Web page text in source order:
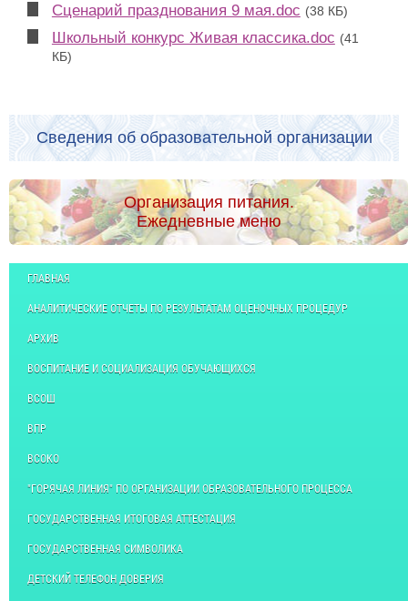
Сценарий празднования 9 мая.doc (38 КБ)
Школьный конкурс Живая классика.doc (41
КБ)
Сведения об образовательной организации
Организация питания.
Ежедневные меню
ГЛАВНАЯ
АНАЛИТИЧЕСКИЕ ОТЧЕТЫ ПО РЕЗУЛЬТАТАМ ОЦЕНОЧНЫХ ПРОЦЕДУР
АРХИВ
ВОСПИТАНИЕ И СОЦИАЛИЗАЦИЯ ОБУЧАЮЩИХСЯ
ВСОШ
ВПР
ВСОКО
"ГОРЯЧАЯ ЛИНИЯ" ПО ОРГАНИЗАЦИИ ОБРАЗОВАТЕЛЬНОГО ПРОЦЕССА
ГОСУДАРСТВЕННАЯ ИТОГОВАЯ АТТЕСТАЦИЯ
ГОСУДАРСТВЕННАЯ СИМВОЛИКА
ДЕТСКИЙ ТЕЛЕФОН ДОВЕРИЯ